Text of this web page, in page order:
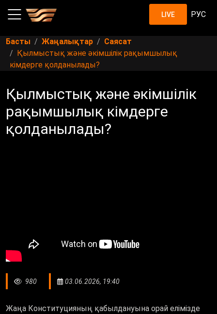
LIVE РУС
Басты Жаңалықтар
Саясат
Қылмыстық және әкімшілік рақымшылық
кімдерге қолданылады?
Қылмыстық және әкімшілік
рақымшылық кімдерге
қолданылады?
980 03.06.2026, 19:40
Жаңа Конституцияның қабылдануына орай елімізде